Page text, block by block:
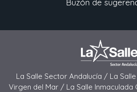
Buzón de
La Salle Sector Andalucía / La
Virgen del Mar / La Salle